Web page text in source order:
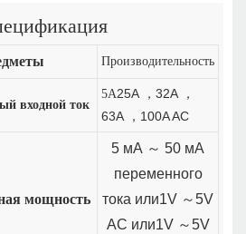
Производительность
входной ток
5А25A ， 32A ，
63A ， 100A AC
мощность
5 мА ～ 50 мА
переменного
тока или1V ～5V
AC или1V ～5V